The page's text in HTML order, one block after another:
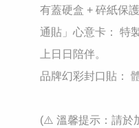
有蓋硬盒 + 碎紙保
通貼」心意卡： 特
上日日陪伴。
品牌幻彩封口貼：
​(⚠️ 溫馨提示：請於